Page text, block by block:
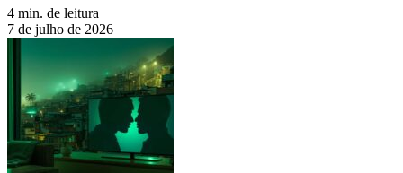
4 min. de leitura
7 de julho de 2026